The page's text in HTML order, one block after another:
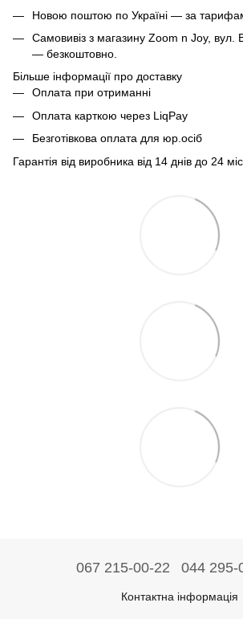
Новою поштою по Україні — за
Самовивіз з магазину Zoom n Joy, вул.
— безкоштовно.
Більше інформації про доставку
Оплата при отриманні
Оплата карткою через LiqPay
Безготівкова оплата для юр.осіб
Гарантія від виробника від 14 днів до 24
067 215-00-22 044 295-
Контактна інформація